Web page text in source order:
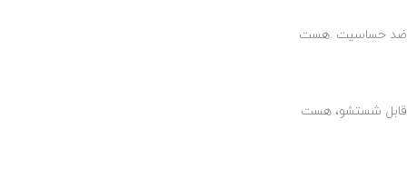
ضد حساسیت .هست
قابل شستشو، هست